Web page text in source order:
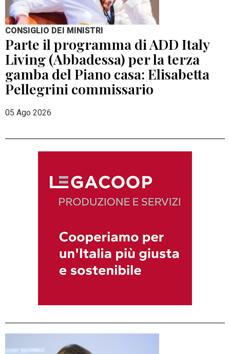
CONSIGLIO DEI MINISTRI
Parte il programma di ADD Italy
Living (Abbadessa) per la terza
gamba del Piano casa: Elisabetta
Pellegrini commissario
05 Ago 2026